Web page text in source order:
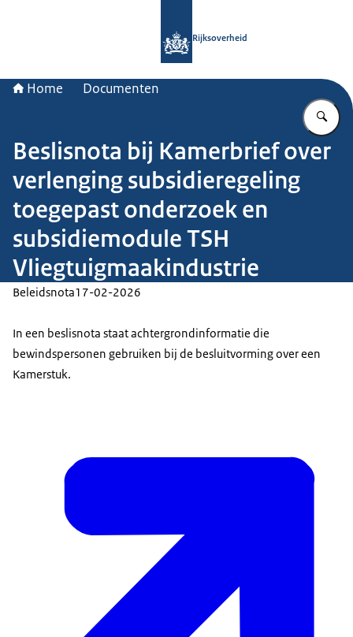
Rijksoverheid
Home Documenten
Beslisnota bij Kamerbrief over
verlenging subsidieregeling
toegepast onderzoek en
subsidiemodule TSH
Vliegtuigmaakindustrie
Beleidsnota17-02-2026
In een beslisnota staat achtergrondinformatie die
bewindspersonen gebruiken bij de besluitvorming over een
Kamerstuk.